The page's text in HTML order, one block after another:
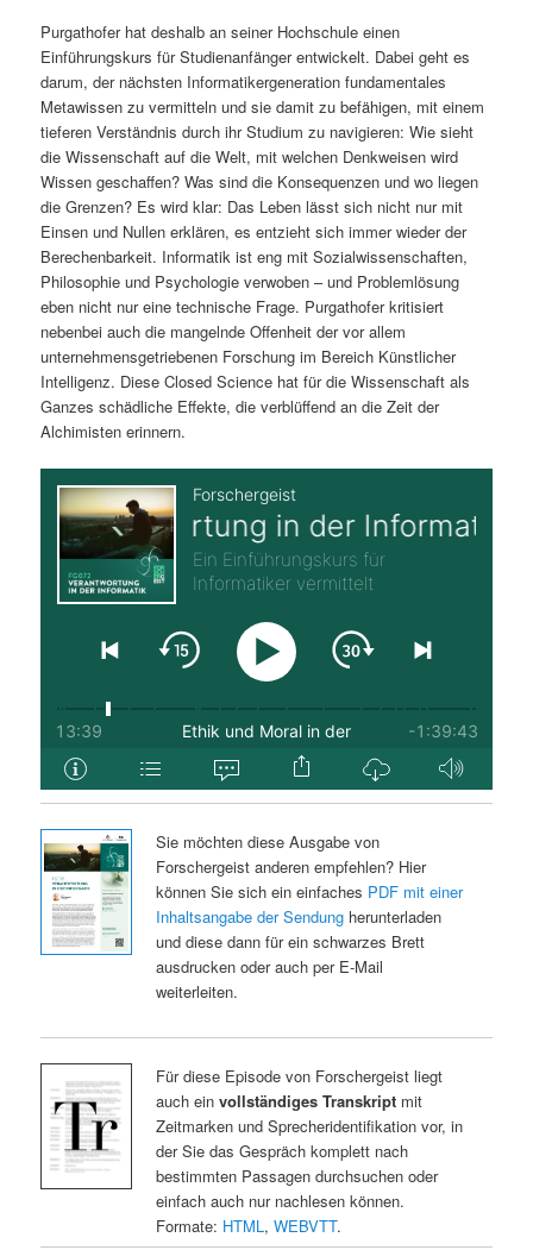
n
Purgathofer hat deshalb an seiner Hochschule einen
Einführungskurs für Studienanfänger entwickelt. Dabei geht es
darum, der nächsten Informatikergeneration fundamentales
Metawissen zu vermitteln und sie damit zu befähigen, mit einem
tieferen Verständnis durch ihr Studium zu navigieren: Wie sieht
die Wissenschaft auf die Welt, mit welchen Denkweisen wird
Wissen geschaffen? Was sind die Konsequenzen und wo liegen
die Grenzen? Es wird klar: Das Leben lässt sich nicht nur mit
Einsen und Nullen erklären, es entzieht sich immer wieder der
Berechenbarkeit. Informatik ist eng mit Sozialwissenschaften,
Philosophie und Psychologie verwoben – und Problemlösung
eben nicht nur eine technische Frage. Purgathofer kritisiert
nebenbei auch die mangelnde Offenheit der vor allem
unternehmensgetriebenen Forschung im Bereich Künstlicher
Intelligenz. Diese Closed Science hat für die Wissenschaft als
Ganzes schädliche Effekte, die verblüffend an die Zeit der
Alchimisten erinnern.
Sie möchten diese Ausgabe von
Forschergeist anderen empfehlen? Hier
können Sie sich ein einfaches PDF mit einer
Inhaltsangabe der Sendungherunterladen
und diese dann für ein schwarzes Brett
ausdrucken oder auch per E-Mail
weiterleiten.
Für diese Episode von Forschergeist liegt
auch ein vollständiges Transkriptmit
Zeitmarken und Sprecheridentifikation vor, in
der Sie das Gespräch komplett nach
bestimmten Passagen durchsuchen oder
einfach auch nur nachlesen können.
Formate: HTML, WEBVTT.